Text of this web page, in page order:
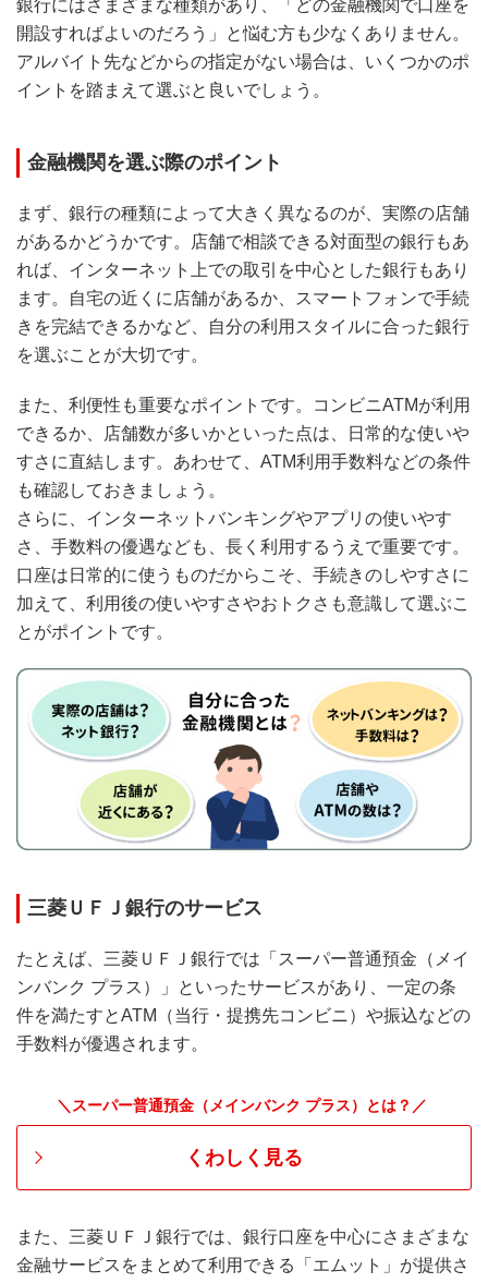
銀行にはさまざまな種類があり、「どの金融機関で口座を
開設すればよいのだろう」と悩む方も少なくありません。
アルバイト先などからの指定がない場合は、いくつかのポ
イントを踏まえて選ぶと良いでしょう。
金融機関を選ぶ際のポイント
まず、銀行の種類によって大きく異なるのが、実際の店舗
があるかどうかです。店舗で相談できる対面型の銀行もあ
れば、インターネット上での取引を中心とした銀行もあり
ます。自宅の近くに店舗があるか、スマートフォンで手続
きを完結できるかなど、自分の利用スタイルに合った銀行
を選ぶことが大切です。
また、利便性も重要なポイントです。コンビニATMが利用
できるか、店舗数が多いかといった点は、日常的な使いや
すさに直結します。あわせて、ATM利用手数料などの条件
も確認しておきましょう。
さらに、インターネットバンキングやアプリの使いやす
さ、手数料の優遇なども、長く利用するうえで重要です。
口座は日常的に使うものだからこそ、手続きのしやすさに
加えて、利用後の使いやすさやおトクさも意識して選ぶこ
とがポイントです。
三菱ＵＦＪ銀行のサービス
たとえば、三菱ＵＦＪ銀行では「スーパー普通預金（メイ
ンバンク プラス）」といったサービスがあり、一定の条
件を満たすとATM（当行・提携先コンビニ）や振込などの
手数料が優遇されます。
＼スーパー普通預金（メインバンク プラス）とは？／
くわしく見る
また、三菱ＵＦＪ銀行では、銀行口座を中心にさまざまな
金融サービスをまとめて利用できる「エムット」が提供さ